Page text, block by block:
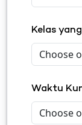
Kelas
Waktu